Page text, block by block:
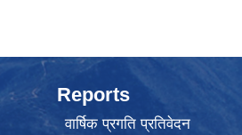
Reports
वार्षिक प्रगति प्रतिवेदन